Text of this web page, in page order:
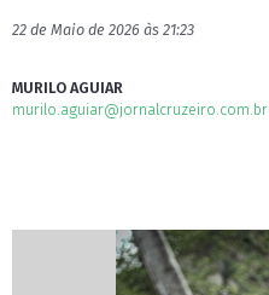
22 de Maio de 2026 às 21:23
MURILO AGUIAR
murilo.aguiar@jornalcruzeiro.com.br